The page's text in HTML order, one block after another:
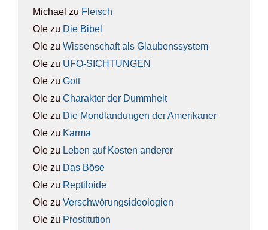
Michael zu Fleisch
Ole zu Die Bibel
Ole zu Wis­sen­schaft als Glau­bens­sys­tem
Ole zu UFO-SICH­TUN­GEN
Ole zu Gott
Ole zu Cha­rak­ter der Dumm­heit
Ole zu Die Mond­lan­dun­gen der Ame­ri­ka­ner
Ole zu Kar­ma
Ole zu Leben auf Kos­ten ande­rer
Ole zu Das Böse
Ole zu Rep­ti­lo­ide
Ole zu Ver­schwö­rungs­ideo­lo­gien
Ole zu Pro­sti­tu­ti­on